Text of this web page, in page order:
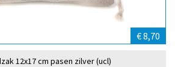
€ 8,70
12x17 cm pasen zilver (ucl)